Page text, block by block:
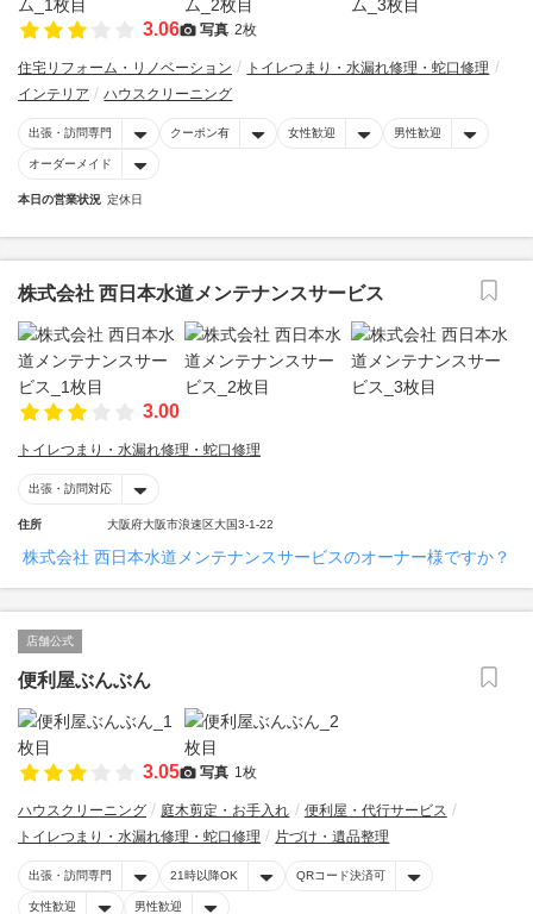
3.06 写真 2枚
住宅リフォーム・リノベーション
トイレつまり・水漏れ修理・蛇口修理
インテリア
ハウスクリーニング
出張・訪問専門 クーポン有 女性歓迎 男性歓迎
オーダーメイド
本日の営業状況 定休日
株式会社 西日本水道メンテナンスサービス
3.00
トイレつまり・水漏れ修理・蛇口修理
出張・訪問対応
住所 大阪府大阪市浪速区大国3-1-22
株式会社 西日本水道メンテナンスサービスのオーナー様ですか？
店舗公式
便利屋ぶんぶん
3.05 写真 1枚
ハウスクリーニング 庭木剪定・お手入れ
便利屋・代行サービス
トイレつまり・水漏れ修理・蛇口修理
片づけ・遺品整理
出張・訪問専門 21時以降OK QRコード決済可
女性歓迎 男性歓迎